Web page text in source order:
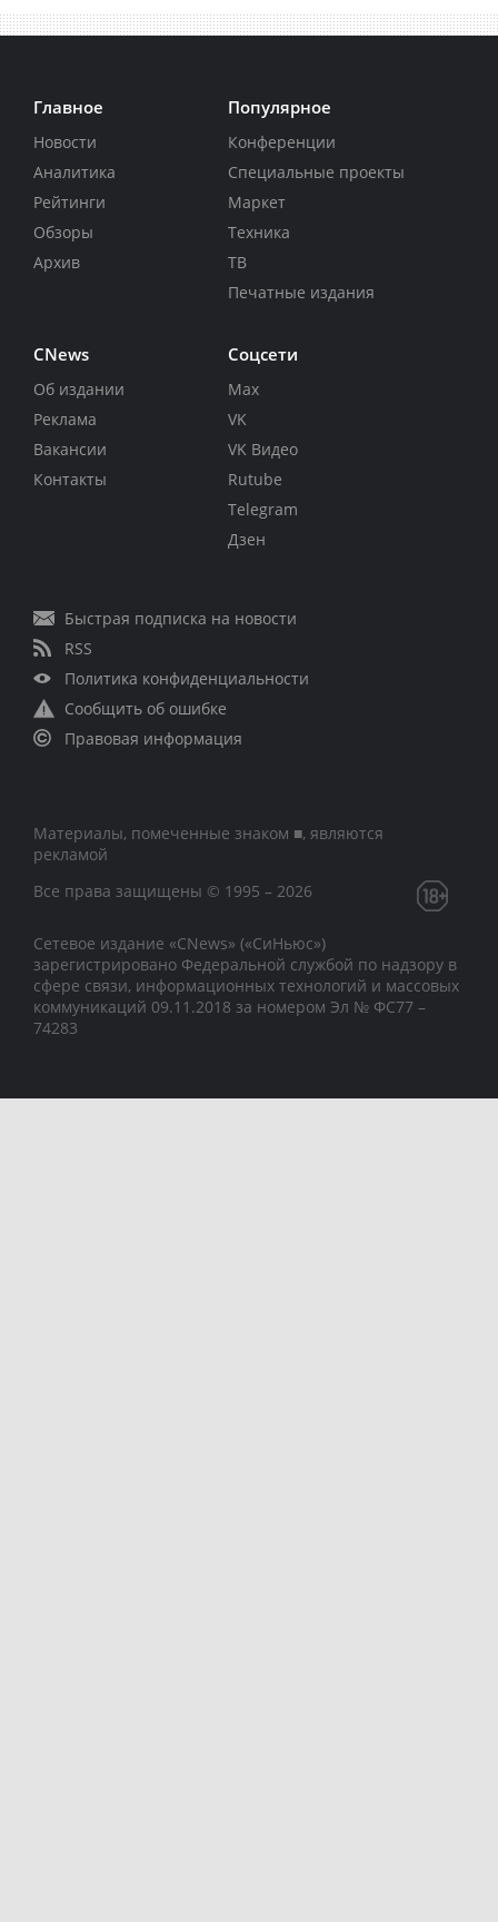
Главное
Новости
Аналитика
Рейтинги
Обзоры
Архив
Популярное
Конференции
Специальные проекты
Маркет
Техника
ТВ
Печатные издания
CNews
Об издании
Реклама
Вакансии
Контакты
Соцсети
Max
VK
VK Видео
Rutube
Telegram
Дзен
Быстрая подписка на новости
RSS
Политика конфиденциальности
Сообщить об ошибке
Правовая информация
Материалы, помеченные знаком ■, являются
рекламой
Все права защищены © 1995 – 2026
Сетевое издание «CNews» («СиНьюс»)
зарегистрировано Федеральной службой по надзору в
сфере связи, информационных технологий и массовых
коммуникаций 09.11.2018 за номером Эл № ФС77 –
74283